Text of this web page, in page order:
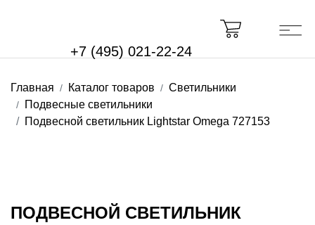
+7 (495) 021-22-24
Главная Каталог товаров
Светильники
Подвесные светильники
Подвесной светильник Lightstar Omega 727153
ПОДВЕСНОЙ СВЕТИЛЬНИК